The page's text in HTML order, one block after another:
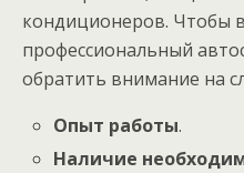
кондиционеров. Чтобы
профессиональный
обратить внимание на
Опыт работы.
Наличие